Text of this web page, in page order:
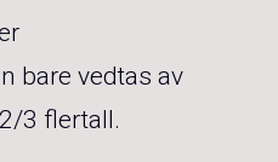
bare vedtas av
3 flertall.